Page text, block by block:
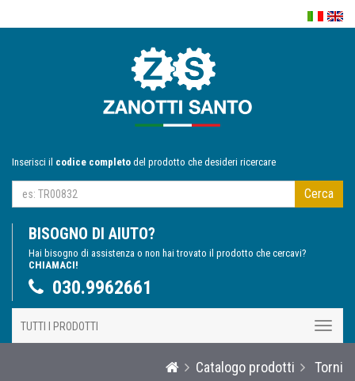
Inserisci il codice completo del prodotto che desideri ricercare
Cerca
BISOGNO DI AIUTO?
Hai bisogno di assistenza o non hai trovato il prodotto che cercavi?
CHIAMACI!
030.9962661
TUTTI I PRODOTTI
Catalogo prodotti Torni